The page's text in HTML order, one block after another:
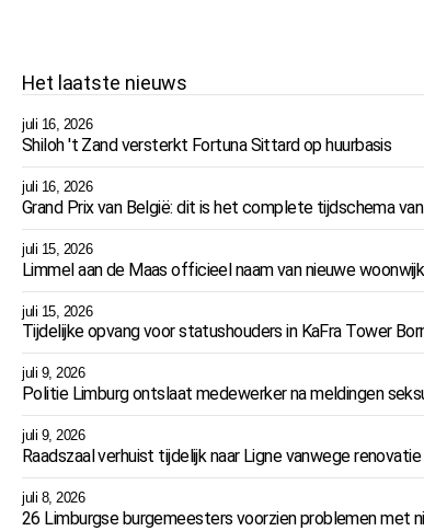
Het laatste nieuws
juli 16, 2026
Shiloh 't Zand versterkt Fortuna Sittard op huurbasis
juli 16, 2026
Grand Prix van België: dit is het complete tijdschema
juli 15, 2026
Limmel aan de Maas officieel naam van nieuwe
juli 15, 2026
Tijdelijke opvang voor statushouders in KaFra Tower
juli 9, 2026
Politie Limburg ontslaat medewerker na meldingen
juli 9, 2026
Raadszaal verhuist tijdelijk naar Ligne vanwege
juli 8, 2026
26 Limburgse burgemeesters voorzien problemen met